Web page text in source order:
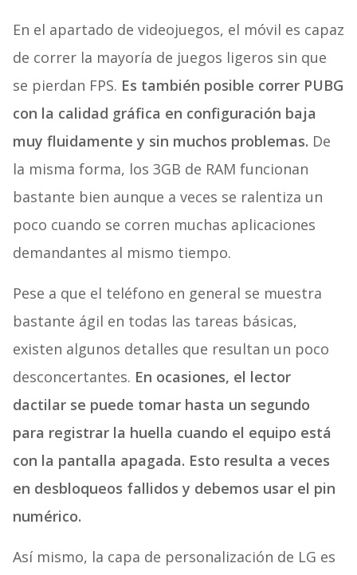
En el apartado de videojuegos, el móvil es capaz
de correr la mayoría de juegos ligeros sin que
se pierdan FPS. Es también posible correr PUBG
con la calidad gráfica en configuración baja
muy fluidamente y sin muchos problemas. De
la misma forma, los 3GB de RAM funcionan
bastante bien aunque a veces se ralentiza un
poco cuando se corren muchas aplicaciones
demandantes al mismo tiempo.
Pese a que el teléfono en general se muestra
bastante ágil en todas las tareas básicas,
existen algunos detalles que resultan un poco
desconcertantes. En ocasiones, el lector
dactilar se puede tomar hasta un segundo
para registrar la huella cuando el equipo está
con la pantalla apagada. Esto resulta a veces
en desbloqueos fallidos y debemos usar el pin
numérico.
Así mismo, la capa de personalización de LG es